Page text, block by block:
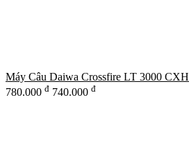
Máy Câu Daiwa Crossfire LT 3000 CXH
780.000 đ 740.000 đ